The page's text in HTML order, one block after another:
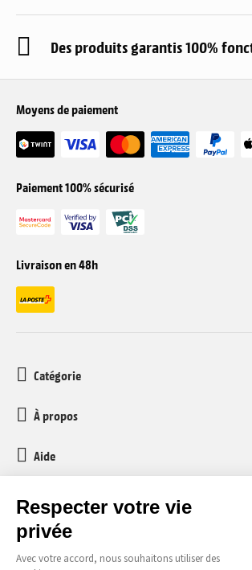
Des produits garantis 100%
Moyens de paiement
Paiement 100% sécurisé
Livraison en 48h
Catégorie
À propos
Aide
media-markt-refurbished@recommerce.com
Lundi-Vendredi 08:00-17:00